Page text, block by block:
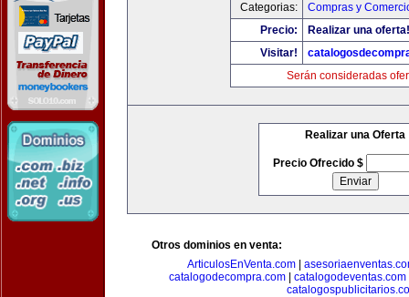
Categorias:
Compras y
Precio:
Realizar una oferta!
Visitar!
Serán consideradas
Realizar una Oferta
Precio Ofrecido $
Otros dominios en venta:
ArticulosEnVenta.com|
catalogodecompra.com| catalogodeventas.com